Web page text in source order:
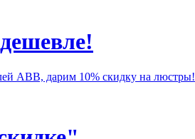
ABB, дарим 10% скидку на люстры!